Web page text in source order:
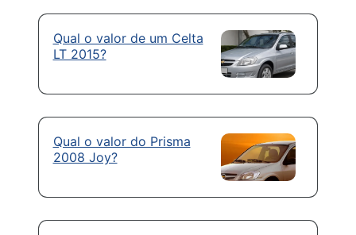
Qual o valor de um Celta
LT 2015?
Qual o valor do Prisma
2008 Joy?